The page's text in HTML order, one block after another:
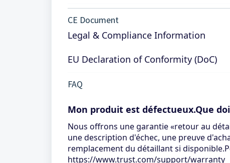
CE Document
Legal & Compliance Information
EU Declaration of Conformity (DoC)
FAQ
Mon produit est défectueux.Que
Nous offrons une garantie «retour au
une description d'échec, une preuve
remplacement du détaillant si
https://www.trust.com/support/warranty